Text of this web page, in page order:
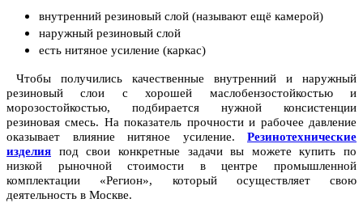
внутренний резиновый слой (называют ещё камерой)
наружный резиновый слой
есть нитяное усиление (каркас)
Чтобы получились качественные внутренний и наружный
резиновый слои с хорошей маслобензостойкостью и
морозостойкостью, подбирается нужной консистенции
резиновая смесь. На показатель прочности и рабочее давление
оказывает влияние нитяное усиление. Резинотехнические
изделия под свои конкретные задачи вы можете купить по
низкой рыночной стоимости в центре промышленной
комплектации «Регион», который осуществляет свою
деятельность в Москве.